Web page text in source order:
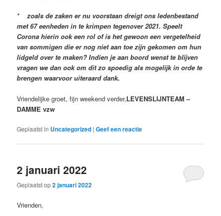
* zoals de zaken er nu voorstaan dreigt ons ledenbestand
met 67 eenheden in te krimpen tegenover 2021. Speelt
Corona hierin ook een rol of is het gewoon een vergetelheid
van sommigen die er nog niet aan toe zijn gekomen om hun
lidgeld over te maken? Indien je aan boord wenst te blijven
vragen we dan ook om dit zo spoedig als mogelijk in orde te
brengen waarvoor uiteraard dank.
Vriendelijke groet, fijn weekend verder,LEVENSLIJNTEAM –
DAMME vzw
Geplaatst in Uncategorized |Geef een reactie
2 januari 2022
Geplaatst op2 januari 2022
Vrienden,